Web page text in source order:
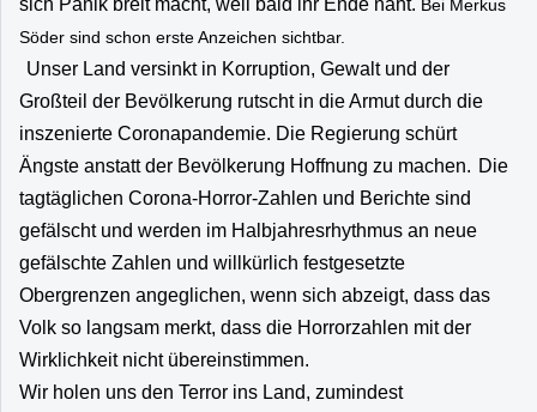
Bei Merkus
Söder sind schon erste Anzeichen sichtbar.
Unser Land versinkt in Korruption, Gewalt und der
Großteil der Bevölkerung rutscht in die Armut durch die
inszenierte Coronapandemie. Die Regierung schürt
Ängste anstatt der Bevölkerung Hoffnung zu machen. Die
tagtäglichen Corona-Horror-Zahlen und Berichte sind
gefälscht und werden im Halbjahresrhythmus an neue
gefälschte Zahlen und willkürlich festgesetzte
Obergrenzen angeglichen, wenn sich abzeigt, dass das
Volk so langsam merkt, dass die Horrorzahlen mit der
Wirklichkeit nicht übereinstimmen.
Wir holen uns den Terror ins Land, zumindest